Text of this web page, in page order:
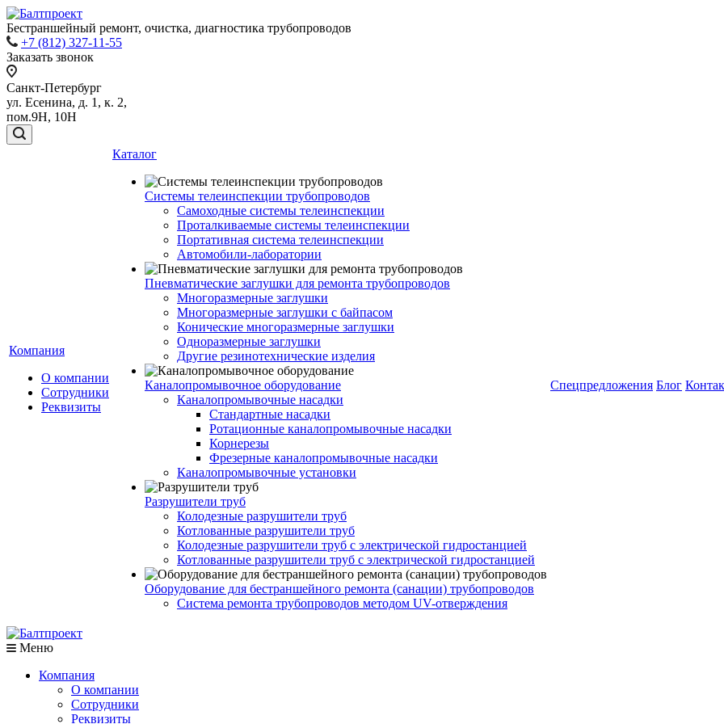
Бестраншейный ремонт, очистка, диагностика трубопроводов
+7 (812) 327-11-55
Заказать звонок
Санкт-Петербург
ул. Есенина, д. 1, к. 2,
пом.9Н, 10Н
Компания
О компании
Сотрудники
Реквизиты
Каталог
Системы телеинспекции трубопроводов
Самоходные системы телеинспекции
Проталкиваемые системы телеинспекции
Портативная система телеинспекции
Автомобили-лаборатории
Пневматические заглушки для ремонта трубопроводов
Многоразмерные заглушки
Многоразмерные заглушки с байпасом
Конические многоразмерные заглушки
Одноразмерные заглушки
Другие резинотехнические изделия
Каналопромывочное оборудование
Каналопромывочные насадки
Стандартные насадки
Ротационные каналопромывочные насадки
Корнерезы
Фрезерные каналопромывочные насадки
Каналопромывочные установки
Разрушители труб
Колодезные разрушители труб
Котлованные разрушители труб
Колодезные разрушители труб с электрической гидростанцией
Котлованные разрушители труб с электрической гидростанцией
Оборудование для бестраншейного ремонта (санации) трубопроводов
Система ремонта трубопроводов методом UV-отверждения
Спецпредложения Блог
Меню
Компания
О компании
Сотрудники
Реквизиты